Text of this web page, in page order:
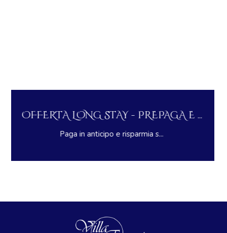
OFFERTA LONG STAY - PREPAGA E ...
Paga in anticipo e risparmia s...